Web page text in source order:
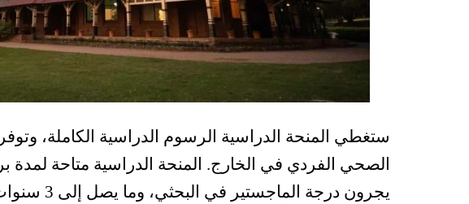
ستغطي المنحة الدراسية الرسوم الدراسية الكاملة، وتوفر
الصحي الفردي في الخارج. المنحة الدراسية متاحة لمدة
يجرون درجة